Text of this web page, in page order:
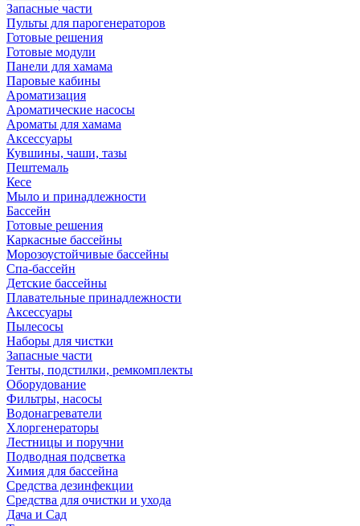
Запасные части
Пульты для парогенераторов
Готовые решения
Готовые модули
Панели для хамама
Паровые кабины
Ароматизация
Ароматические насосы
Ароматы для хамама
Аксессуары
Кувшины, чаши, тазы
Пештемаль
Кесе
Мыло и принадлежности
Бассейн
Готовые решения
Каркасные бассейны
Морозоустойчивые бассейны
Спа-бассейн
Детские бассейны
Плавательные принадлежности
Аксессуары
Пылесосы
Наборы для чистки
Запасные части
Тенты, подстилки, ремкомплекты
Оборудование
Фильтры, насосы
Водонагреватели
Хлоргенераторы
Лестницы и поручни
Подводная подсветка
Химия для бассейна
Средства дезинфекции
Средства для очистки и ухода
Дача и Сад